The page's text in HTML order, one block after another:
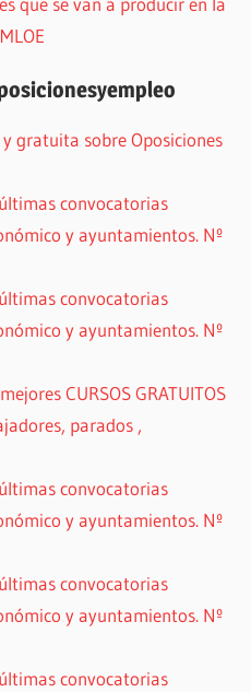
gratuita sobre Oposiciones
convocatorias
y ayuntamientos. Nº
convocatorias
y ayuntamientos. Nº
CURSOS GRATUITOS
parados ,
convocatorias
y ayuntamientos. Nº
convocatorias
y ayuntamientos. Nº
convocatorias